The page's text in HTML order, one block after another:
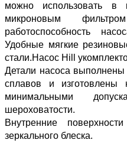
можно использовать в
микроновым
работоспособность
Удобные мягкие
стали.Насос Hill
Детали насоса
сплавов и изготовлены
минимальными
шероховатости.
Внутренние
зеркального блеска.